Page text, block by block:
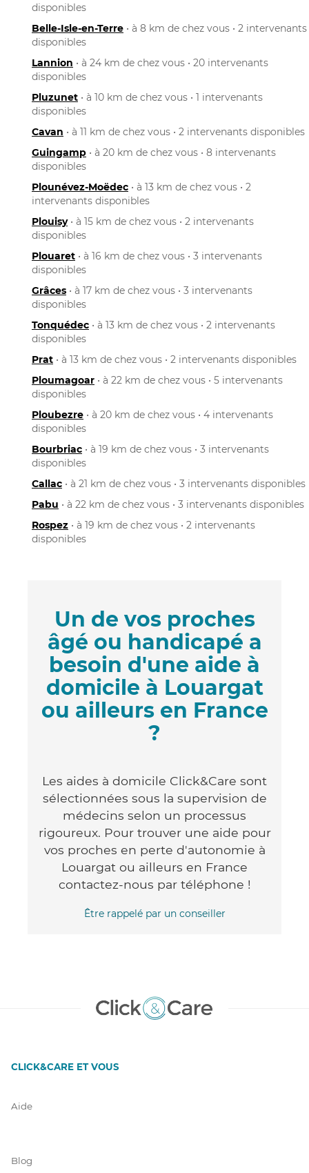
disponibles
Belle-Isle-en-Terre • à 8 km de chez vous • 2 intervenants
disponibles
Lannion • à 24 km de chez vous • 20 intervenants
disponibles
Pluzunet • à 10 km de chez vous • 1 intervenants
disponibles
Cavan • à 11 km de chez vous • 2 intervenants disponibles
Guingamp • à 20 km de chez vous • 8 intervenants
disponibles
Plounévez-Moëdec • à 13 km de chez vous • 2
intervenants disponibles
Plouisy• à 15 km de chez vous • 2 intervenants
disponibles
Plouaret • à 16 km de chez vous • 3 intervenants
disponibles
Grâces • à 17 km de chez vous • 3 intervenants
disponibles
Tonquédec • à 13 km de chez vous • 2 intervenants
disponibles
Prat • à 13 km de chez vous • 2 intervenants disponibles
Ploumagoar • à 22 km de chez vous • 5 intervenants
disponibles
Ploubezre • à 20 km de chez vous • 4 intervenants
disponibles
Bourbriac • à 19 km de chez vous • 3 intervenants
disponibles
Callac • à 21 km de chez vous • 3 intervenants disponibles
Pabu • à 22 km de chez vous • 3 intervenants disponibles
Rospez • à 19 km de chez vous • 2 intervenants
disponibles
Un de vos proches
âgé ou handicapé a
besoin d'une aide à
domicile à Louargat
ou ailleurs en France
?
Les aides à domicile Click&Care sont
sélectionnées sous la supervision de
médecins selon un processus
rigoureux. Pour trouver une aide pour
vos proches en perte d'autonomie à
Louargat ou ailleurs en France
contactez-nous par téléphone !
Être rappelé par un conseiller
CLICK&CARE ET VOUS
Aide
Blog